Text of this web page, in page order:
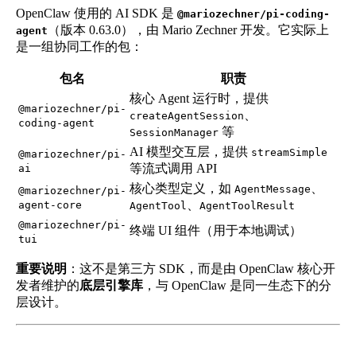
OpenClaw 使用的 AI SDK 是 @mariozechner/pi-coding-
agent
（版本 0.63.0），由 Mario Zechner 开发。它实际上
是一组协同工作的包：
包名 职责
@mariozechner/pi-
coding-agent
核心 Agent 运行时，提供
createAgentSession
SessionManager 等
@mariozechner/pi-
ai
AI 模型交互层，提供 streamSimple
等流式调用 API
@mariozechner/pi-
agent-core
核心类型定义，如 AgentMessage
AgentTool
AgentToolResult
@mariozechner/pi-
tui
终端 UI 组件（用于本地调试）
重要说明 ：这不是第三方 SDK，而是由 OpenClaw 核心开
发者维护的底层引擎库 ，与 OpenClaw 是同一生态下的分
层设计。